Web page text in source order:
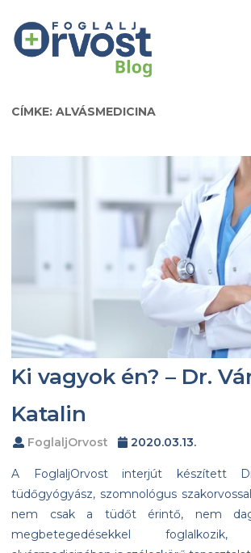
CÍMKE: ALVÁSMEDICINA
Ki vagyok én? – Dr.
Katalin
FoglaljOrvost 2020.03.13.
A FoglaljOrvost interjút készített
tüdőgyógyász, szomnológus
nem csak a tüdőt érintő, nem
megbetegedésekkel